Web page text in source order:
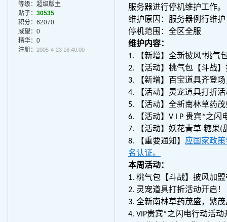
等级：超级版主
贴子： 30535
积分：62070
威望：0
精华：0
注册： 2005-4-23 16:40:00
服务器进行停机维护工作。
维护原因：服务器例行维护
停机范围：全区全服
维护内容：
1. 【新增】全新披风"桃气
2. 【活动】桃气包【斗战
3. 【新增】百宝道具齐登
4. 【活动】灵宠道具打折
5. 【活动】全新南林草药
6. 【活动】V I P 贵宾*之闪
7. 【活动】妖花青草-糖果(
8. 【重要通知】 应国家政
名认证。
本周活动：
1. 桃气包【斗战】披风加
2. 灵宠道具打折活动开启！
3. 全新南林草药茂盛，繁
4. VIP贵宾*之闪电行动活动